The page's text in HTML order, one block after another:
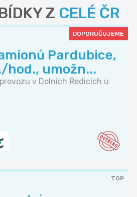
Z CELÉ ČR
DOPORUČUJEME
Pardubice,
hod., umožn...
v Dolních Ředicích u
TOP